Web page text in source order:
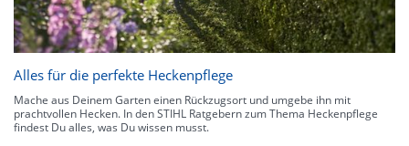
Alles für die perfekte Heckenpflege
Mache aus Deinem Garten einen Rückzugsort und umgebe ihn mit
prachtvollen Hecken. In den STIHL Ratgebern zum Thema Heckenpflege
findest Du alles, was Du wissen musst.